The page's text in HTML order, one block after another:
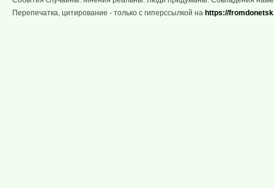
Перепечатка, цитирование - только с гиперссылкой на https://